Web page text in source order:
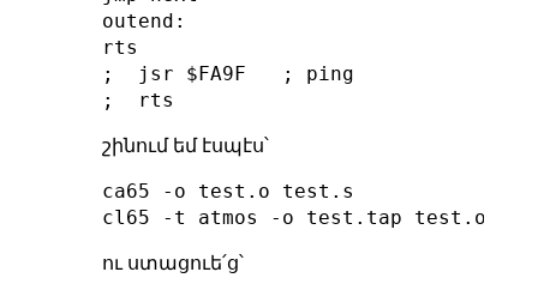
outend:
rts
;  jsr $FA9F   ; ping
շինում եմ էսպէս՝
ca65 -o test.o test.s
ու ստացուե՛ց՝